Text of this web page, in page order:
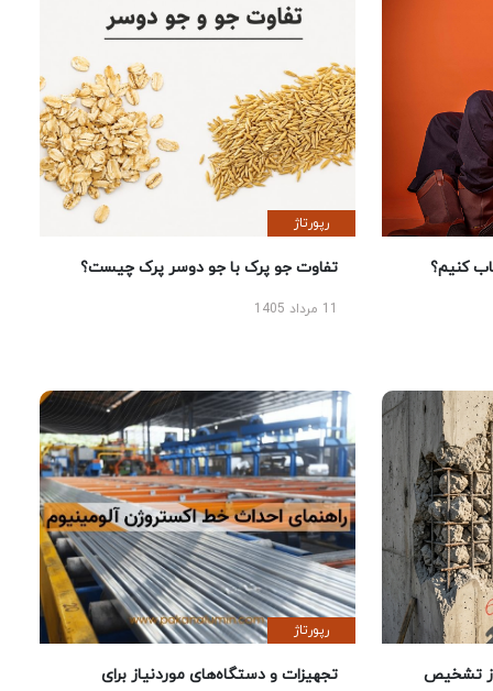
کنیم؟
رپورتاژ
تفاوت جو پرک با جو دوسر پرک چیست؟
تشخیص
رپورتاژ
تجهیزات و دستگاه‌های موردنیاز برای